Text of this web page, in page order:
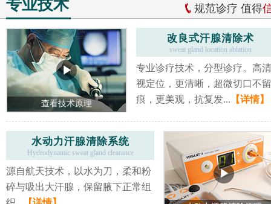
专业技术 规范诊疗 值得
查看技术原理
改良式汗腺清除术
sweat gland location ablation
专业诊疗技术，分型诊疗。高
视定位，更清晰，超微切口不留
痕，更美观，抗复发... 【详情】
水动力汗腺清除系统
Hydrodynamic sweat gland clearance
源自航天技术，以水为刀，柔和粉
碎与吸出大汗腺，保留腋下正常组